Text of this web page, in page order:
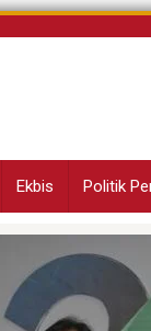
Ekbis Politik